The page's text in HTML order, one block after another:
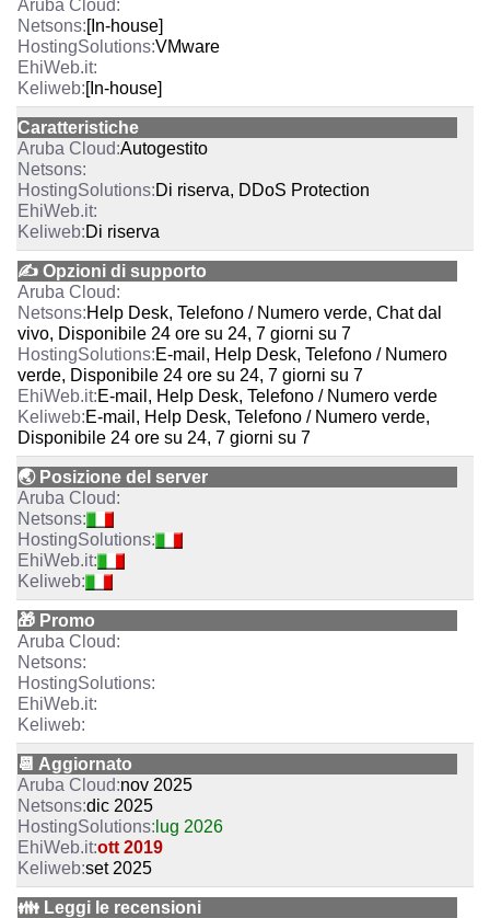
[In-house]
VMware
[In-house]
Caratteristiche
Autogestito
Di riserva, DDoS Protection
Di riserva
✍️ Opzioni di supporto
Help Desk, Telefono / Numero verde, Chat dal
vivo, Disponibile 24 ore su 24, 7 giorni su 7
E-mail, Help Desk, Telefono / Numero
verde, Disponibile 24 ore su 24, 7 giorni su 7
E-mail, Help Desk, Telefono / Numero verde
E-mail, Help Desk, Telefono / Numero verde,
Disponibile 24 ore su 24, 7 giorni su 7
🌏 Posizione del server
🎁 Promo
📆 Aggiornato
nov 2025
dic 2025
lug 2026
ott 2019
set 2025
👪 Leggi le recensioni